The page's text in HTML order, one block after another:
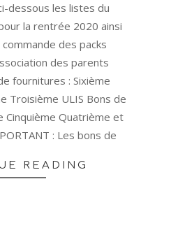
dessous les listes du
la rentrée 2020 ainsi
des packs
des parents
fournitures : Sixième
Troisième ULIS Bons de
Cinquième Quatrième et
: Les bons de
READING